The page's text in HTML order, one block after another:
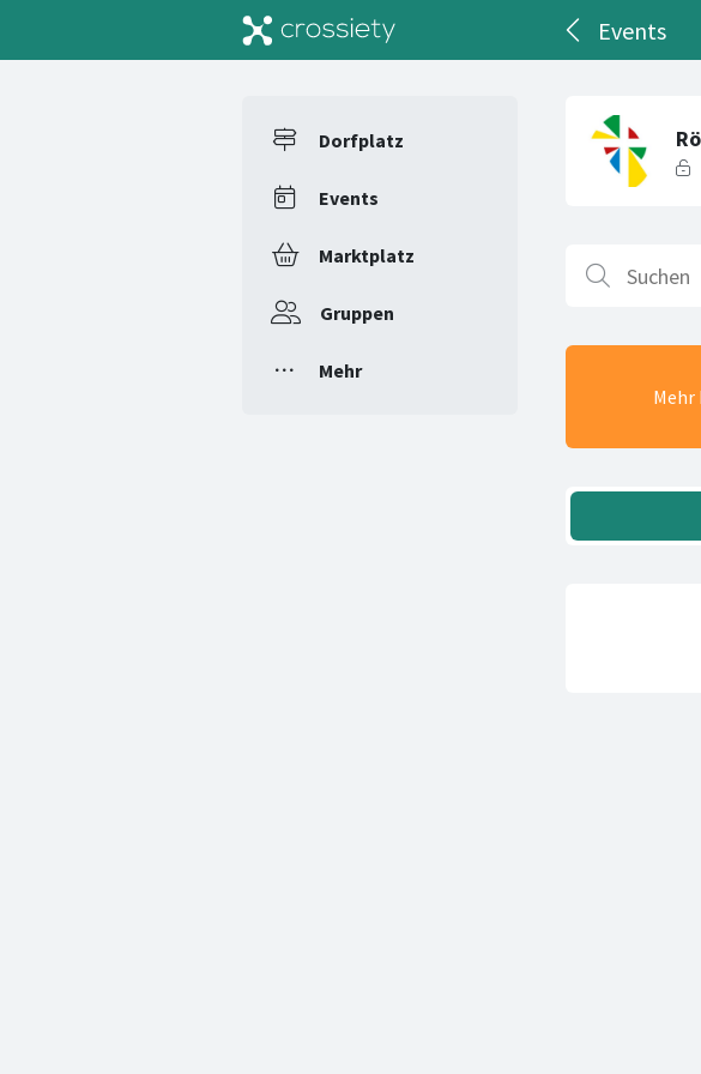
Events
Dorfplatz
Events
Marktplatz
Gruppen
Mehr